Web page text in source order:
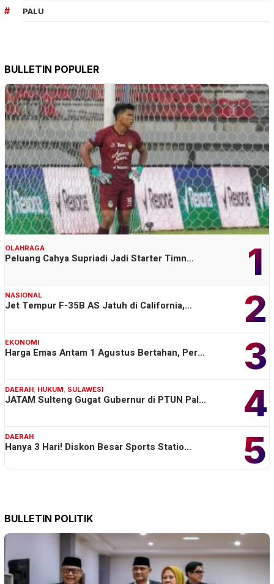
PALU
BULLETIN POPULER
1
OLAHRAGA
Peluang Cahya Supriadi Jadi Starter Timn…
2
NASIONAL
Jet Tempur F-35B AS Jatuh di California,…
3
EKONOMI
Harga Emas Antam 1 Agustus Bertahan, Per…
4
DAERAH, HUKUM, SULAWESI
JATAM Sulteng Gugat Gubernur di PTUN Pal…
5
DAERAH
Hanya 3 Hari! Diskon Besar Sports Statio…
BULLETIN POLITIK